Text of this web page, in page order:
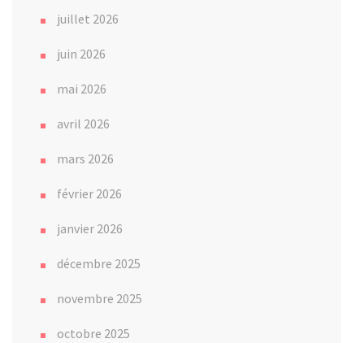
juillet 2026
juin 2026
mai 2026
avril 2026
mars 2026
février 2026
janvier 2026
décembre 2025
novembre 2025
octobre 2025